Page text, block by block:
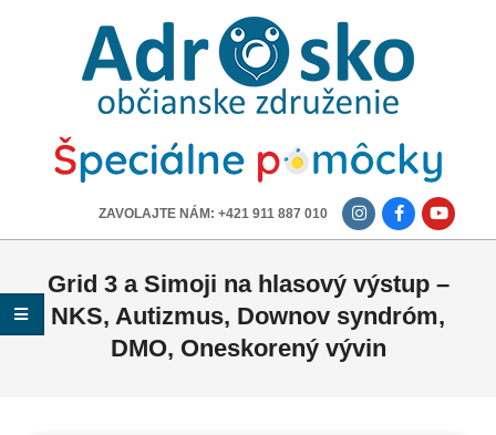
ADROSKO
OBČIANSKE
ZDRUŽENIE
ZAVOLAJTE NÁM: +421 911 887 010
Grid 3 a Simoji na hlasový výstup –
NKS, Autizmus, Downov syndróm,
DMO, Oneskorený vývin